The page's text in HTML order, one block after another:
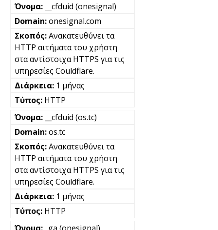
__cfduid (onesignal)
onesignal.com
Ανακατευθύνει τα
HTTP αιτήματα του χρήστη
στα αντίστοιχα HTTPS για τις
υπηρεσίες Couldflare.
1 μήνας
HTTP
__cfduid (os.tc)
os.tc
Ανακατευθύνει τα
HTTP αιτήματα του χρήστη
στα αντίστοιχα HTTPS για τις
υπηρεσίες Couldflare.
1 μήνας
HTTP